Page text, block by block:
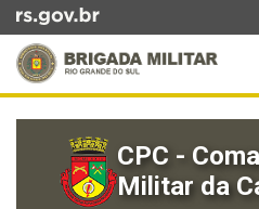
para
conteúdo
CPC -
Militar da